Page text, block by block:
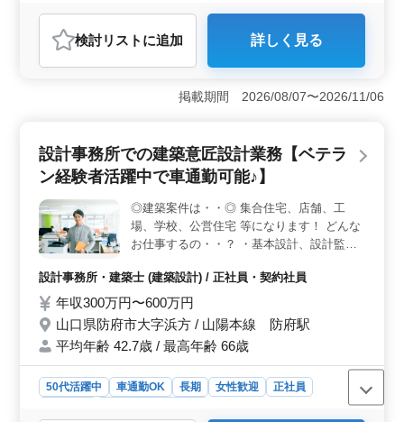
おすすめポイント
＜木造住宅の建築設計業務＞ 木造戸建て住宅の建築意
匠設計業務を担当いただきます。経験豊富なベテラン方
の活躍が期待されるポジションです。完全週休2日制で働
きやすく、交通費もしっかり支給されます。 ＜お仕
設計監理など、一貫して担当いただきます。経験者の方
には特に歓迎される経験が求められます。 ＜魅力的
され、普通自動車免許も必要です。年収は400万円から
550万円で、通勤手当や賞与、福利厚生もしっかり整って
います。年間休日105日で、夏季休業やGW休暇も設けら
検討リスト に追加 詳しく見る
掲載期間 2026/08/07〜2026/11/06
設計事務所での建築意匠設計業務【ベテラ
ン経験者活躍中で車通勤可能♪】
◎建築案件は・・◎ 集合住宅、店舗、工
場、学校、公営住宅 等になります！ どんな
お仕事するの・・？ ・基本設計、設計監理
・工事全般の確認作業 等 ・打ち合わせ、現
場調査業務 ・CAD操作 このようなお仕事を
して頂きます☆ ポイントは・・？ ・作業着
支給 ・交通費支給 ・資格手当支給 ・車通勤
可能 車通勤可能なので通いやすい環境にな
ってます♪ 1級建築士の方条件面優遇致しま
す！女性の方も歓迎致します☆ 年齢よりも
経験のある方募集しています＼＾＾／♪ お気
設計事務所・建築士 (建築設計) / 正社員・契約社員
年収300万円〜600万円
山口県防府市大字浜方 / 山陽本線 防府駅
平均年齢 42.7歳 / 最高年齢 66歳
50代活躍中 車通勤OK 長期 女性歓迎
正社員